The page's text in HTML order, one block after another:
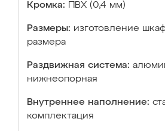
Кромка: ПВХ (0,4 мм)
Размеры: изготовление
размера
Раздвижная система:
нижнеопорная
Внутреннее наполнение:
комплектация